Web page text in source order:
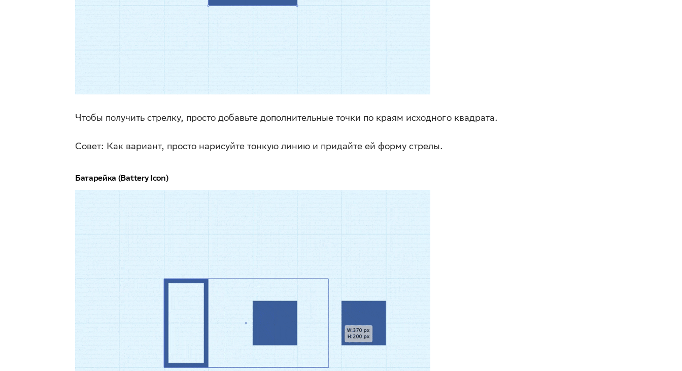
Чтобы получить стрелку, просто добавьте дополнительные точки по краям исходного квадрата.
Совет: Как вариант, просто нарисуйте тонкую линию и придайте ей форму стрелы.
Батарейка (Battery Icon)